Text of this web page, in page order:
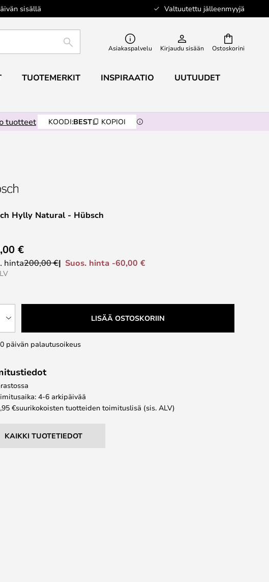
sisällä Valtuutettu jälleenmyyjä
Ostoskorini
ETSI Asiakaspalvelu Kirjaudu sisään
TUOTEMERKIT INSPIRAATIO UUTUUDET
tuotteet KOODI:BEST KOPIOI
Hylly Natural - Hübsch
€
hinta200,00 € Suos. hinta -60,00 €
LISÄÄ OSTOSKORIIN
päivän palautusoikeus
4-6 arkipäivää
€suurikokoisten tuotteiden toimituslisä (sis. ALV)
KAIKKI TUOTETIEDOT